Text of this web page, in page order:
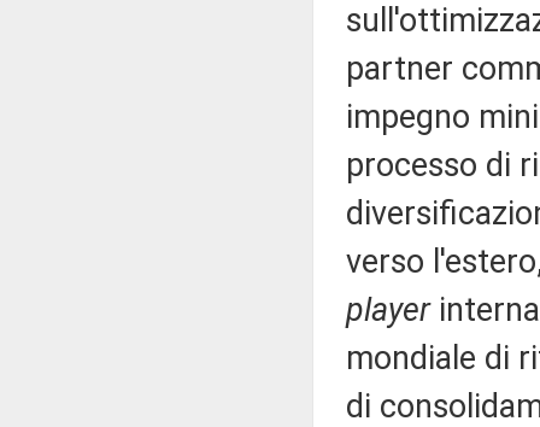
partner
impegno
processo di
verso
player
mondiale di
di